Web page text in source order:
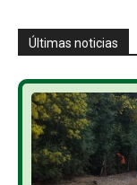
Últimas noticias